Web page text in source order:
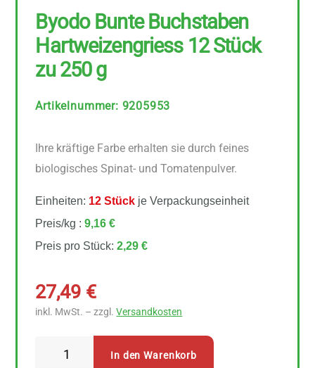
Byodo Bunte Buchstaben
Hartweizengriess 12 Stück
zu 250 g
Artikelnummer: 9205953
Ihre kräftige Farbe erhalten sie durch feines
biologisches Spinat- und Tomatenpulver.
Einheiten: 12 Stück je Verpackungseinheit
Preis/kg :9,16 €
Preis pro Stück:2,29 €
27,49 €
inkl. MwSt. – zzgl.Versandkosten
In den Warenkorb